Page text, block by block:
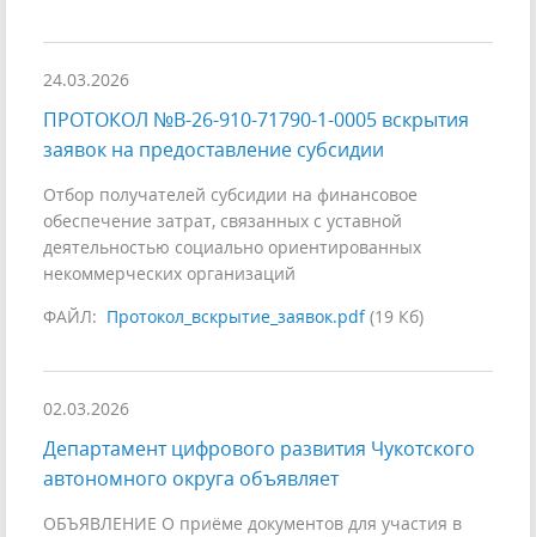
24.03.2026
ПРОТОКОЛ №В-26-910-71790-1-0005 вскрытия
заявок на предоставление субсидии
Отбор получателей субсидии на финансовое
обеспечение затрат, связанных с уставной
деятельностью социально ориентированных
некоммерческих организаций
ФАЙЛ: Протокол_вскрытие_заявок.pdf(19 Кб)
02.03.2026
Департамент цифрового развития Чукотского
автономного округа объявляет
ОБЪЯВЛЕНИЕ О приёме документов для участия в